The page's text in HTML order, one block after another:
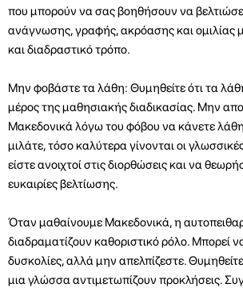
που μπορούν να σας βοηθήσουν να
ανάγνωσης, γραφής, ακρόασης και ομιλίας
και διαδραστικό τρόπο.
Μην φοβάστε τα λάθη: Θυμηθείτε ότι τα
μέρος της μαθησιακής διαδικασίας. Μην
Μακεδονικά λόγω του φόβου να κάνετε
μιλάτε, τόσο καλύτερα γίνονται οι
είστε ανοιχτοί στις διορθώσεις και να
ευκαιρίες βελτίωσης.
Όταν μαθαίνουμε Μακεδονικά, η
διαδραματίζουν καθοριστικό ρόλο. Μπορεί
δυσκολίες, αλλά μην απελπίζεστε.
μια γλώσσα αντιμετωπίζουν προκλήσεις.